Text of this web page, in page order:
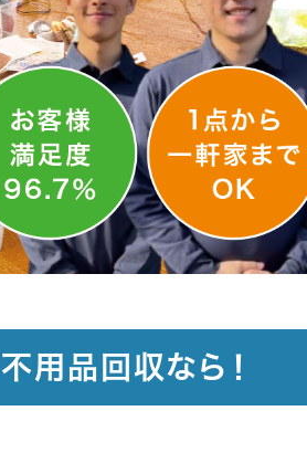
用品回収なら！